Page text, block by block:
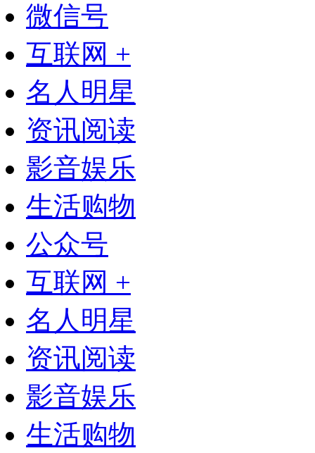
微信号
互联网 +
名人明星
资讯阅读
影音娱乐
生活购物
公众号
互联网 +
名人明星
资讯阅读
影音娱乐
生活购物